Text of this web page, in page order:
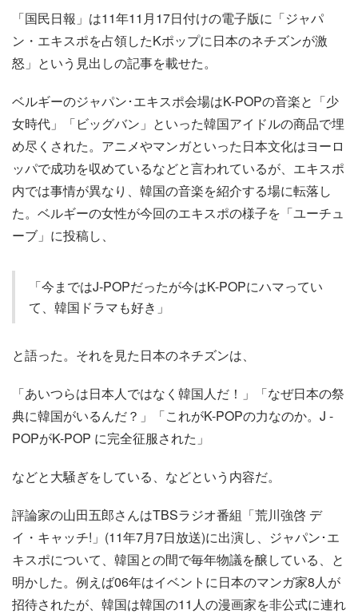
「国民日報」は11年11月17日付けの電子版に「ジャパ
ン・エキスポを占領したKポップに日本のネチズンが激
怒」という見出しの記事を載せた。
ベルギーのジャパン･エキスポ会場はK-POPの音楽と「少
女時代」「ビッグバン」といった韓国アイドルの商品で埋
め尽くされた。アニメやマンガといった日本文化はヨーロ
ッパで成功を収めているなどと言われているが、エキスポ
内では事情が異なり、韓国の音楽を紹介する場に転落し
た。ベルギーの女性が今回のエキスポの様子を「ユーチュ
ーブ」に投稿し、
「今まではJ-POPだったが今はK-POPにハマってい
て、韓国ドラマも好き」
と語った。それを見た日本のネチズンは、
「あいつらは日本人ではなく韓国人だ！」「なぜ日本の祭
典に韓国がいるんだ？」「これがK-POPの力なのか。J -
POPがK-POP に完全征服された」
などと大騒ぎをしている、などという内容だ。
評論家の山田五郎さんはTBSラジオ番組「荒川強啓 デ
イ・キャッチ!」(11年7月7日放送)に出演し、ジャパン･エ
キスポについて、韓国との間で毎年物議を醸している、と
明かした。例えば06年はイベントに日本のマンガ家8人が
招待されたが、韓国は韓国の11人の漫画家を非公式に連れ